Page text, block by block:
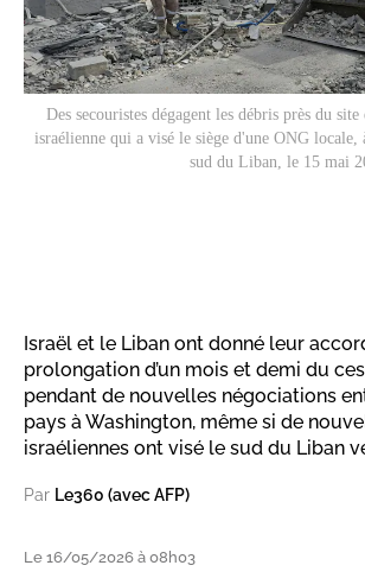
Des secouristes dégagent les débris près du
israélienne qui a visé le siège d'une ONG
sud du Liban, le 15 mai
Israël et le Liban ont donné leur
prolongation d’un mois et demi du
pendant de nouvelles négociations
pays à Washington, même si de
israéliennes ont visé le sud du Liban
Par Le360 (avec AFP)
Le 16/05/2026 à 08h03